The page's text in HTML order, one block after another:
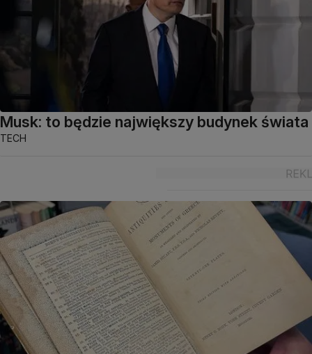
Musk: to będzie największy budynek świata
TECH